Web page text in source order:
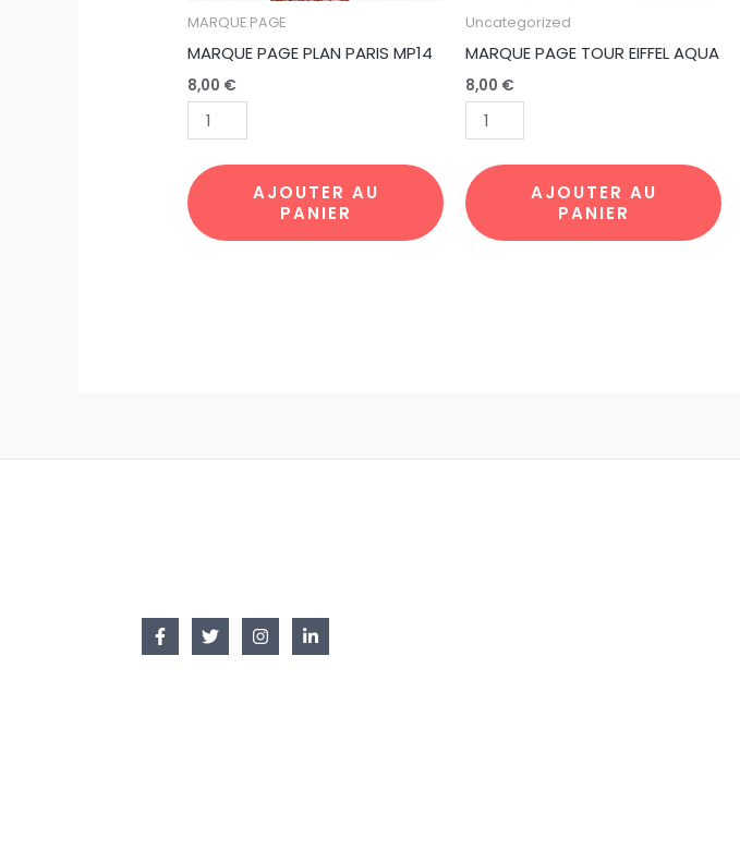
MARQUE PAGE
MARQUE PAGE PLAN PARIS MP14
8,00 €
AJOUTER AU
PANIER
Uncategorized
MARQUE PAGE TOUR EIFFEL AQUA
8,00 €
AJOUTER AU
PANIER